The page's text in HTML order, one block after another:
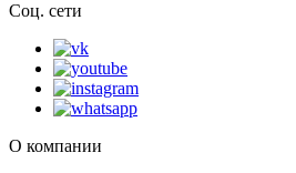
Соц. сети
О компании